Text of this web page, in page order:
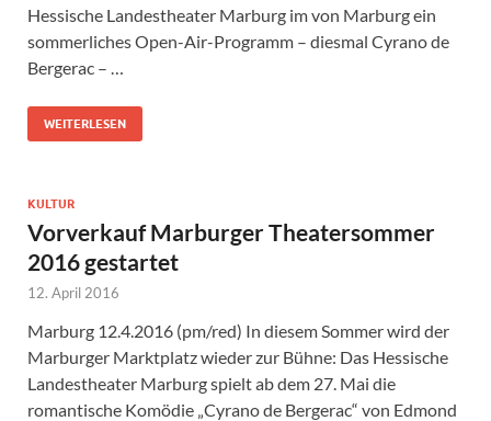
Hessische Landestheater Marburg im von Marburg ein
sommerliches Open-Air-Programm – diesmal Cyrano de
Bergerac – …
WEITERLESEN
KULTUR
Vorverkauf Marburger Theatersommer
2016 gestartet
12. April 2016
Marburg 12.4.2016 (pm/red) In diesem Sommer wird der
Marburger Marktplatz wieder zur Bühne: Das Hessische
Landestheater Marburg spielt ab dem 27. Mai die
romantische Komödie „Cyrano de Bergerac“ von Edmond